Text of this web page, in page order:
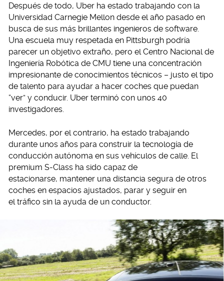
Después de todo, Uber ha estado trabajando con la
Universidad Carnegie Mellon desde el año pasado en
busca de sus más brillantes ingenieros de software.
Una escuela muy respetada en Pittsburgh podría
parecer un objetivo extraño, pero el Centro Nacional de
Ingeniería Robótica de CMU tiene una concentración
impresionante de conocimientos técnicos – justo el tipo
de talento para ayudar a hacer coches que puedan
“ver” y conducir. Uber terminó con unos 40
investigadores.
Mercedes, por el contrario, ha estado trabajando
durante unos años para construir la tecnología de
conducción autónoma en sus vehículos de calle. El
premium S-Class ha sido capaz de
estacionarse, mantener una distancia segura de otros
coches en espacios ajustados, parar y seguir en
el tráfico sin la ayuda de un conductor.